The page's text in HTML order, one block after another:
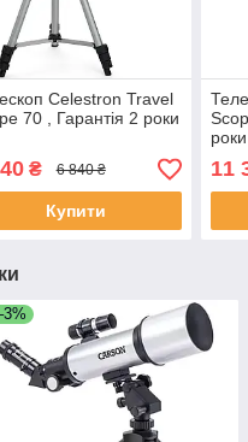
Celestron Travel
70 , Гарантія 2 роки
₴ 6 840 ₴
Купити
роки
11